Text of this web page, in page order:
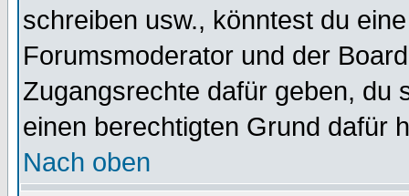
schreiben usw., könntest du
Forumsmoderator und der
Zugangsrechte dafür geben, du
einen berechtigten Grund dafür
Nach oben